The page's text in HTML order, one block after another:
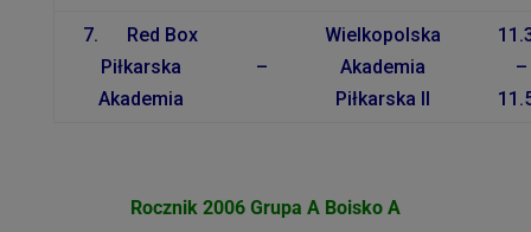
7. Red Box
Piłkarska
Akademia
–
Wielkopolska
Akademia
Piłkarska II
–
Rocznik 2006 Grupa A Boisko A